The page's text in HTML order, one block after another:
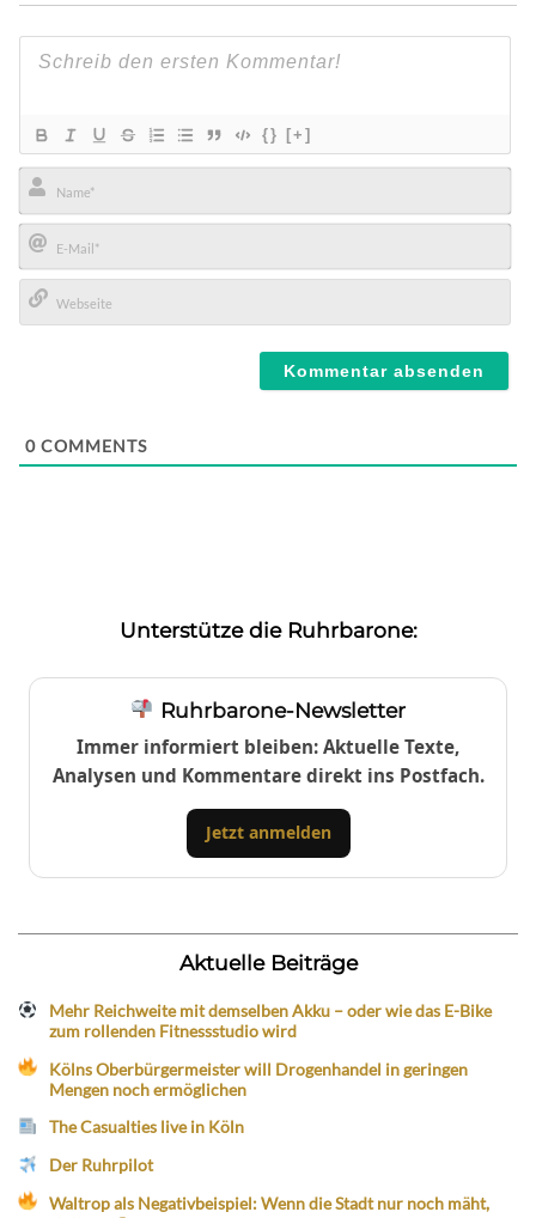
{} [+]
Name*
E-
Mail*
0 COMMENTS
Unterstütze die Ruhrbarone:
Ruhrbarone-Newsletter
Immer informiert bleiben: Aktuelle Texte,
Analysen und Kommentare direkt ins Postfach.
Jetzt anmelden
Aktuelle Beiträge
Mehr Reichweite mit demselben Akku – oder wie das E-Bike
zum rollenden Fitnessstudio wird
Kölns Oberbürgermeister will Drogenhandel in geringen
Mengen noch ermöglichen
The Casualties live in Köln
Der Ruhrpilot
Waltrop als Negativbeispiel: Wenn die Stadt nur noch mäht,